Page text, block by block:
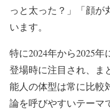
っと太った？」「顔が
います。
特に2024年から2025
登場時に注目され、ま
能人の体型は常に比較
論を呼びやすいテーマ